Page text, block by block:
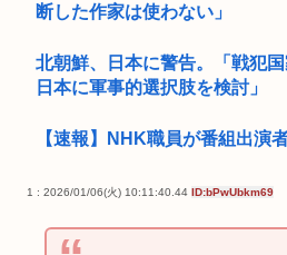
断した作家は使わない」
北朝鮮、日本に警告。「戦犯
日本に軍事的選択肢を検討」
【速報】NHK職員が番組出演
1 : 2026/01/06(火) 10:11:40.44 ID:bPwUbkm69